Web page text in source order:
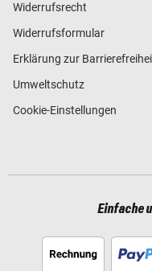
Widerrufsrecht
Widerrufsformular
Erklärung zur
Umweltschutz
Cookie-Einstellungen
Einfache